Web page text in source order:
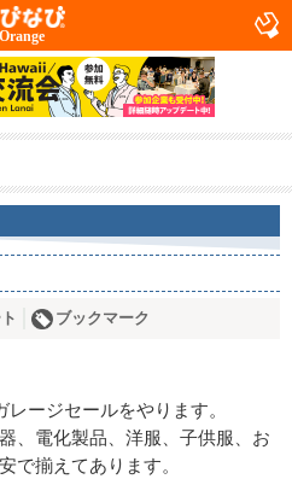
Orange
ブックマーク
レージセールをやります。
、電化製品、洋服、子供服、お
で揃えてあります。